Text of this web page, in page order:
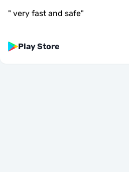
" very fast and safe"
Play Store